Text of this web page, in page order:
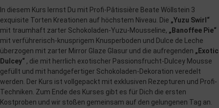
In diesem Kurs lernst Du mit Profi-Pâtissière Beate Wöllstein 3
exquisite Torten Kreationen auf höchstem Niveau. Die „Yuzu Swirl“
mit traumhaft zarter Schokoladen-Yuzu-Mousseline, „Banoffee Pie“
mit verführerisch-knusprigem Knusperboden und Dulce de Leche
überzogen mit zarter Mirror Glaze Glasur und die aufregenden „Exotic
Dulcey“ , die mit herrlich exotischer Passionsfrucht-Dulcey Mousse
gefüllt und mit handgefertiger Schokoladen-Dekoration veredelt
werden. Der Kurs ist vollgepackt mit exklusiven Rezepturen und Profi-
Techniken. Zum Ende des Kurses gibt es für Dich die ersten
Kostproben und wir stoßen gemeinsam auf den gelungenen Tag an.